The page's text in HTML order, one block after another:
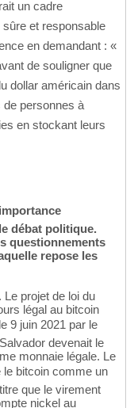
un cadre
sûre et responsable
en demandant : «
de souligner que
dollar américain dans
de personnes à
en stockant leurs
débat politique.
questionnements
repose les
Le projet de loi du
légal au bitcoin
9 juin 2021 par le
devenait le
monnaie légale. Le
le bitcoin comme un
que le virement
nickel au